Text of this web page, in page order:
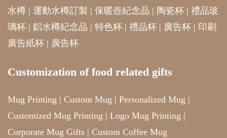
水樽 | 運動水樽訂製 | 保暖壺紀念品 | 陶瓷杯 | 禮品玻
璃杯 | 鋁水樽紀念品 | 特色杯 | 禮品杯 | 廣告杯 | 印刷
廣告紙杯 | 廣告杯
Customization of food related gifts
Mug Printing | Custom Mug | Personalized Mug |
Customized Mug Printing | Logo Mug Printing |
Corporate Mug Gifts | Custom Coffee Mug